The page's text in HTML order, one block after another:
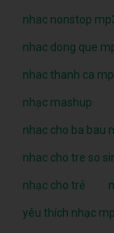
nhac nonstop
nhac dong que
nhac thanh ca
nhạc mashup
nhac cho ba bau
nhac cho tre so
nhạc cho trẻ
yêu thích nhạc